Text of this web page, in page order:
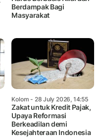
Berdampak Bagi
Masyarakat
Kolom - 28 July 2026, 14:55
Zakat untuk Kredit Pajak,
Upaya Reformasi
Berkeadilan demi
Kesejahteraan Indonesia